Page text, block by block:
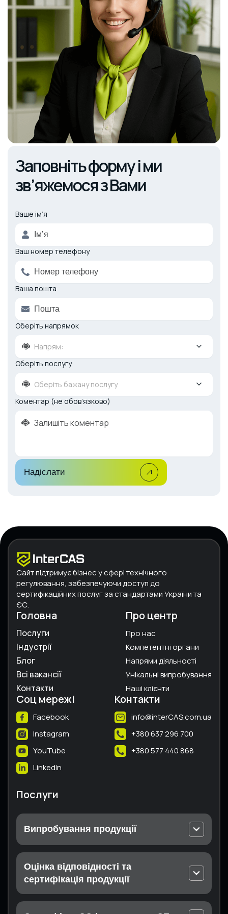
Заповніть форму і ми
зв’яжемося з Вами
Ваше ім’я
Ваш номер телефону
Ваша пошта
Оберіть напрямок
Напрям:
Оберіть послугу
Оберіть бажану послугу
Коментар (не обов’язково)
Надіслати
Alternative:
Сайт підтримує бізнес у сфері технічного
регулювання, забезпечуючи доступ до
сертифікаційних послуг за стандартами України та
ЄС.
Головна
Послуги
Індустрії
Блог
Всі вакансії
Контакти
Про центр
Про нас
Компетентні органи
Напрями діяльності
Унікальні випробування
Наші клієнти
Соц мережі
Facebook
Instagram
YouTube
LinkedIn
Контакти
info@interCAS.com.ua
+380 637 296 700
+380 577 440 868
Послуги
Випробування продукції
устаткування
Випробування безпеки машин та шумового
випромінювання
Випробування теплотехнічного обладнання
Оцінка відповідності та
сертифікація продукції
регламентам